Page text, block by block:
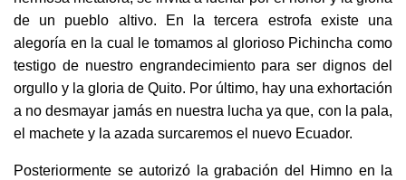
de un pueblo altivo. En la tercera estrofa existe una
alegoría en la cual le tomamos al glorioso Pichincha como
testigo de nuestro engrandecimiento para ser dignos del
orgullo y la gloria de Quito. Por último, hay una exhortación
a no desmayar jamás en nuestra lucha ya que, con la pala,
el machete y la azada surcaremos el nuevo Ecuador.
Posteriormente se autorizó la grabación del Himno en la